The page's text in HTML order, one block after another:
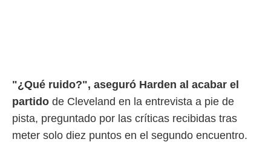
"¿Qué ruido?", aseguró Harden al acabar el
partido de Cleveland en la entrevista a pie de
pista, preguntado por las críticas recibidas tras
meter solo diez puntos en el segundo encuentro.